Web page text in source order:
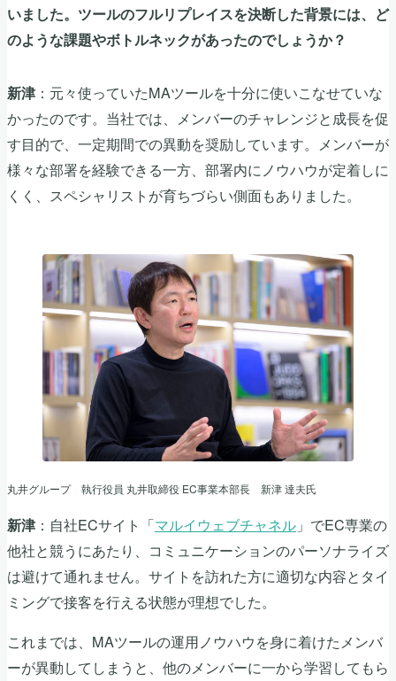
いました。ツールのフルリプレイスを決断した背景には、ど
のような課題やボトルネックがあったのでしょうか？
新津 ：元々使っていたMAツールを十分に使いこなせていな
かったのです。当社では、メンバーのチャレンジと成長を促
す目的で、一定期間での異動を奨励しています。メンバーが
様々な部署を経験できる一方、部署内にノウハウが定着しに
くく、スペシャリストが育ちづらい側面もありました。
丸井グループ 執行役員 丸井取締役 EC事業本部長 新津 達夫氏
新津 ：自社ECサイト「マルイウェブチャネル 」でEC専業の
他社と競うにあたり、コミュニケーションのパーソナライズ
は避けて通れません。サイトを訪れた方に適切な内容とタイ
ミングで接客を行える状態が理想でした。
これまでは、MAツールの運用ノウハウを身に着けたメンバ
ーが異動してしまうと、他のメンバーに一から学習してもら